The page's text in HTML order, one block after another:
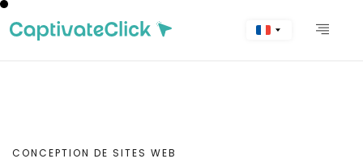
CONCEPTION DE SITES WEB